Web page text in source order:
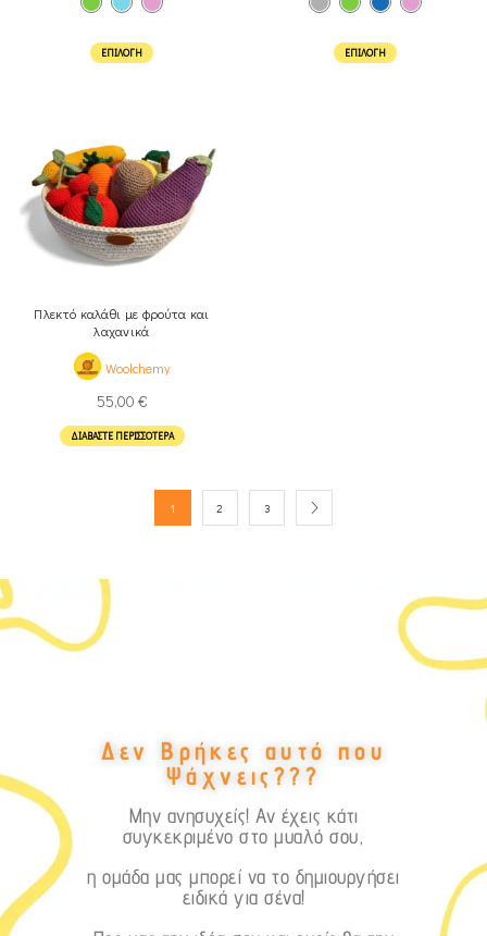
ΕΠΙΛΟΓΉ ΕΠΙΛΟΓΉ
Πλεκτό καλάθι με φρούτα και
λαχανικά
Woolchemy
55,00 €
ΔΙΑΒΆΣΤΕ ΠΕΡΙΣΣΌΤΕΡΑ
1 2 3
Δεν Βρήκες αυτό που
Ψάχνεις???
Μην ανησυχείς! Αν έχεις κάτι
συγκεκριμένο στο μυαλό σου,
η ομάδα μας μπορεί να το δημιουργήσει
ειδικά για σένα!